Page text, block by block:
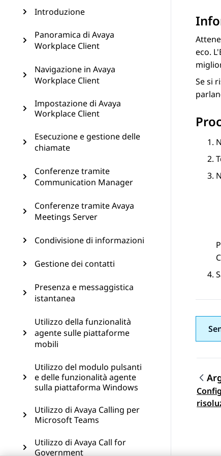
Introduzione
Panoramica di Avaya
Workplace Client
Navigazione in Avaya
Workplace Client
Impostazione di Avaya
Workplace Client
Esecuzione e gestione delle
chiamate
Conferenze tramite
Communication Manager
Conferenze tramite Avaya
Meetings Server
Condivisione di informazioni
Gestione dei contatti
Presenza e messaggistica
istantanea
Utilizzo della funzionalità
agente sulle piattaforme
mobili
Utilizzo del modulo pulsanti
e delle funzionalità agente
sulla piattaforma Windows
Utilizzo di Avaya Calling per
Microsoft Teams
Utilizzo di Avaya Call for
Government
eco.
Se si